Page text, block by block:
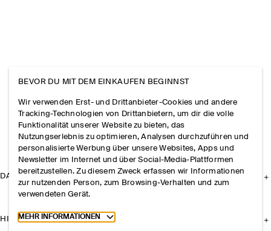
DAS UNTERNEHMEN
HILFE
BEVOR DU MIT DEM EINKAUFEN BEGINNST
Wir verwenden Erst- und Drittanbieter-Cookies und andere
Tracking-Technologien von Drittanbietern, um dir die volle
Funktionalität unserer Website zu bieten, das
Nutzungserlebnis zu optimieren, Analysen durchzuführen und
personalisierte Werbung über unsere Websites, Apps und
Newsletter im Internet und über Social-Media-Plattformen
bereitzustellen. Zu diesem Zweck erfassen wir Informationen
zur nutzenden Person, zum Browsing-Verhalten und zum
verwendeten Gerät.
Toggle more cookie information
MEHR INFORMATIONEN